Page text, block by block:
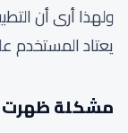
ولهذا أرى أن
يعتاد المستخدم
مشكلة ظهرت